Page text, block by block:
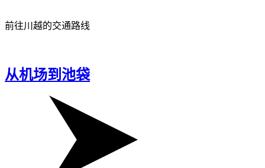
前往川越的交通路线
从机场到池袋